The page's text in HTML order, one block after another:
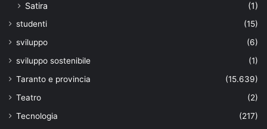
Satira (1)
studenti
(15)
sviluppo
(6)
sviluppo sostenibile
(1)
Taranto e provincia
(15.639)
Teatro
(2)
Tecnologia
(217)